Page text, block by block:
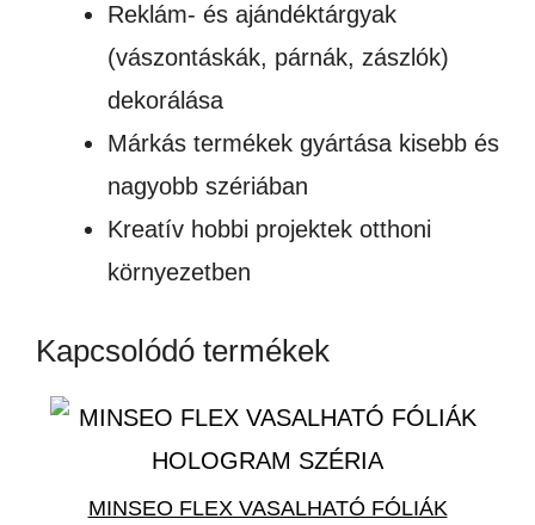
Reklám- és ajándéktárgyak
(vászontáskák, párnák, zászlók)
dekorálása
Márkás termékek gyártása kisebb és
nagyobb szériában
Kreatív hobbi projektek otthoni
környezetben
Kapcsolódó termékek
MINSEO FLEX VASALHATÓ FÓLIÁK